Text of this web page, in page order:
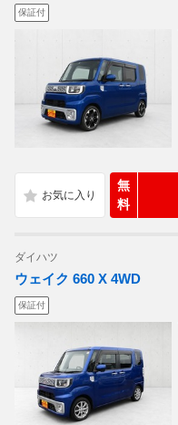
保証付
無
料
ダイハツ
ウェイク 660 X 4WD
保証付